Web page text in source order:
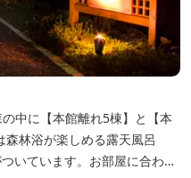
中に【本館離れ5棟】と【本
林浴が楽しめる露天風呂
いています。お部屋に合わせ